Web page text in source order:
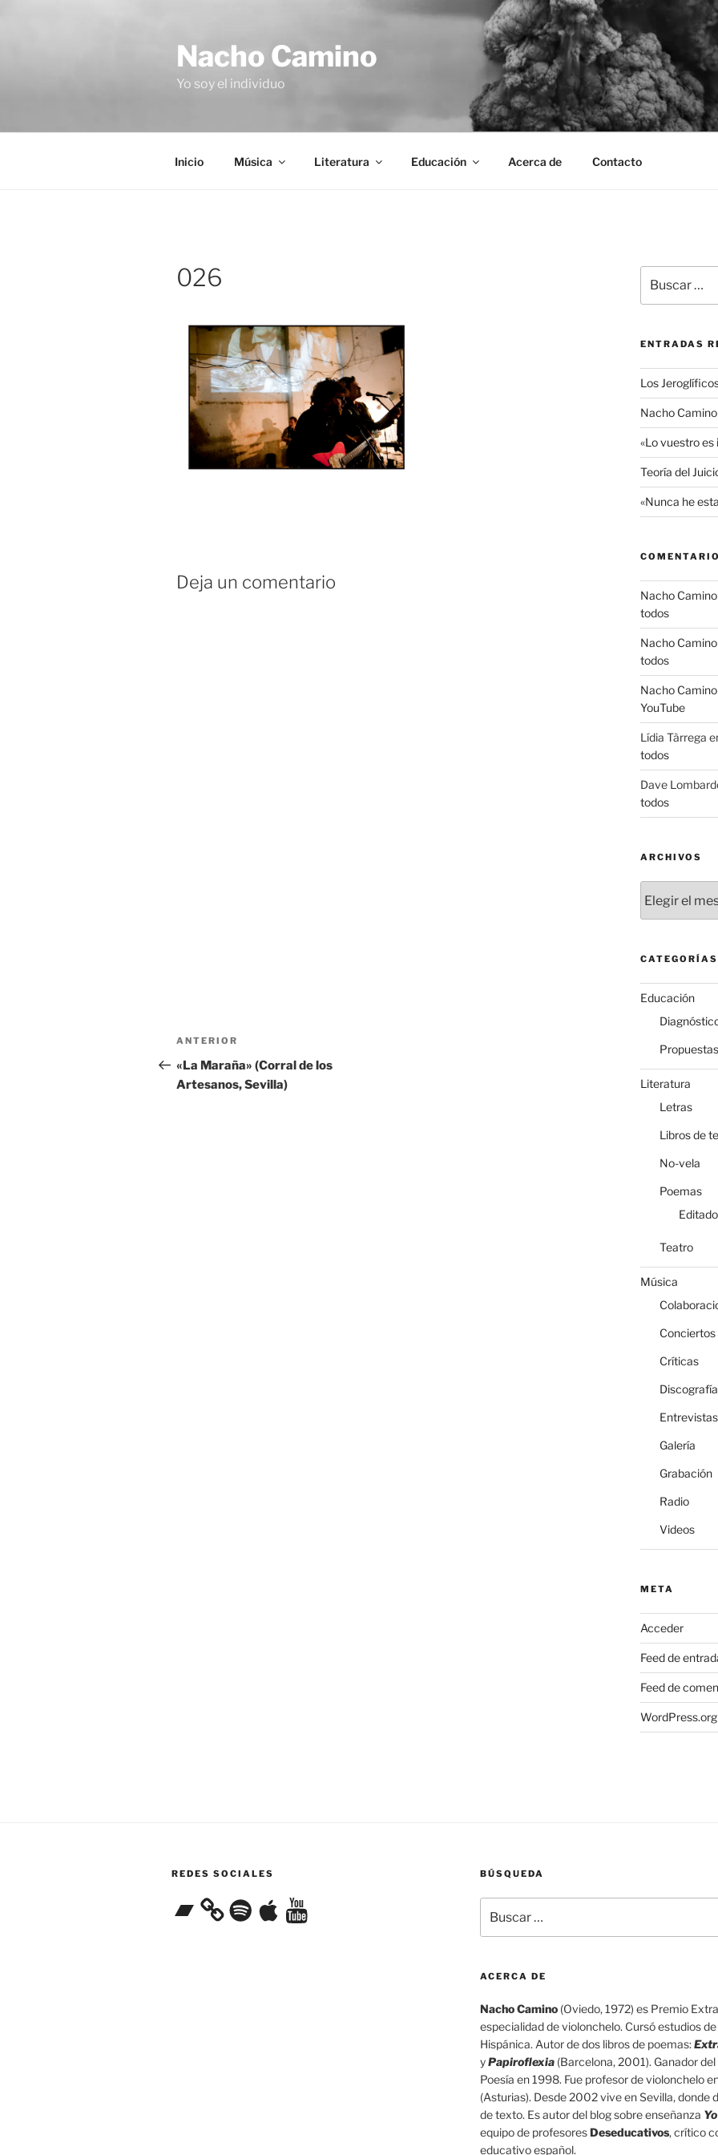
Nacho Camino
Yo soy el individuo
Inicio Música Literatura Educación Acerca de Contacto
026
Deja un comentario
Navegación
de
entradas
Entrada
anterior:
ANTERIOR
«La Maraña» (Corral de los
Artesanos, Sevilla)
por:
ENTRADAS
Los
Nacho Camino
«Lo vuestro es
Teoría del
«Nunca he
Nacho Camino
todos
Nacho Camino
todos
Nacho Camino
YouTube
Lídia Tàrrega
todos
Dave
todos
ARCHIVOS
CATEGORÍAS
Educación
Propuestas
Literatura
Letras
Libros de
No-vela
Poemas
Teatro
Música
Conciertos
Críticas
Discografía
Entrevistas
Galería
Grabación
Radio
Videos
META
Acceder
Feed de
Feed de
WordPress.org
REDES SOCIALES
Bandcamp SpotifyApple YouTube
BÚSQUEDA
por:
ACERCA DE
Nacho Camino(Oviedo, 1972) es Premio
especialidad de violonchelo. Cursó estudios
Hispánica. Autor de dos libros de poemas:
yPapiroflexia(Barcelona, 2001). Ganador
Poesía en 1998. Fue profesor de violonchelo
(Asturias). Desde 2002 vive en Sevilla, donde
de texto. Es autor del blog sobre enseñanza
equipo de profesoresDeseducativos, crítico
educativo español.